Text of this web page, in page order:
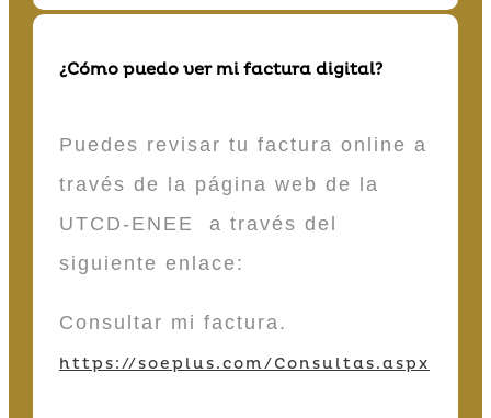
¿Cómo puedo ver mi factura digital?
Puedes revisar tu factura online a
través de la página web de la
UTCD-ENEE a través del
siguiente enlace:
Consultar mi factura.
https://soeplus.com/Consultas.aspx